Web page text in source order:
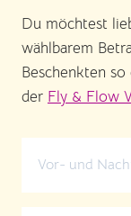
Du möchtest
wählbarem
Beschenkten
der Fly & Flow